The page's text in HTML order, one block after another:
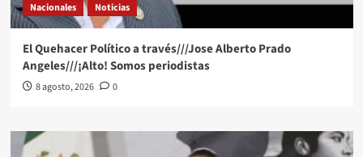
Nacionales Noticias
El Quehacer Político a través///Jose Alberto Prado
Angeles///¡Alto! Somos periodistas
8 agosto, 2026 0